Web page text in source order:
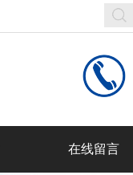
在线留言